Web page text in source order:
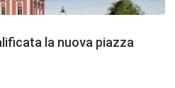
la nuova piazza